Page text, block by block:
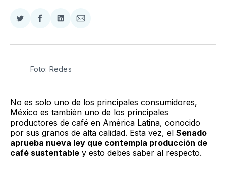
Compartir
Twitter
Compartir
Facebook
Compartir
LinkedIn
Compartir
Email
Foto: Redes
No es solo uno de los principales consumidores,
México es también uno de los principales
productores de café en América Latina, conocido
por sus granos de alta calidad. Esta vez, el Senado
aprueba nueva ley que contempla producción de
café sustentable y esto debes saber al respecto.